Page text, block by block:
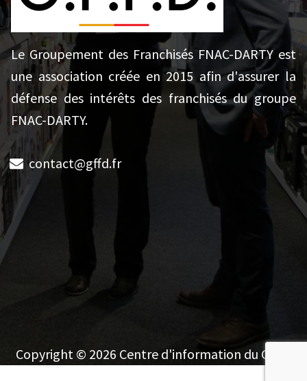
Le Groupement des Franchisés FNAC-DARTY est
une association créée en 2015 afin d'assurer la
défense des intérêts des franchisés du groupe
FNAC-DARTY.
contact@gffd.fr
Copyright © 2026 Centre d'information du GFFD